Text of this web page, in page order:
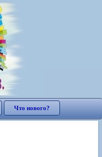
Что нового?